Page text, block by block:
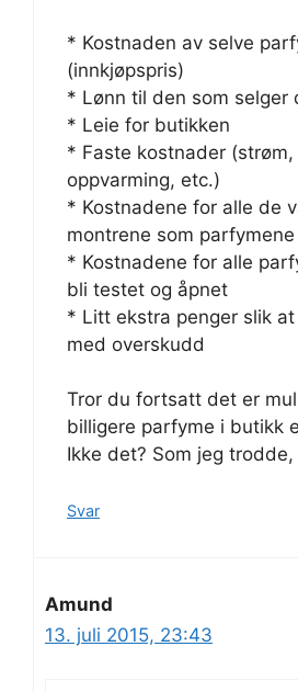
* Kostnaden av selve
(innkjøpspris)
* Lønn til den som selger
* Leie for butikken
* Faste kostnader (strøm,
oppvarming, etc.)
* Kostnadene for alle de
montrene som
* Kostnadene for alle
bli testet og åpnet
* Litt ekstra penger slik
med overskudd
Tror du fortsatt det er
billigere parfyme i butikk
Ikke det? Som jeg trodde,
Svar
Amund
13. juli 2015, 23:43